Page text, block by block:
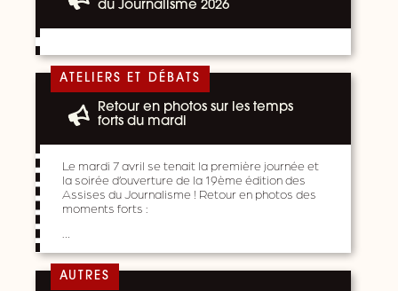
du Journalisme 2026
ATELIERS ET DÉBATS
Retour en photos sur les temps
forts du mardi
Le mardi 7 avril se tenait la première journée et
la soirée d’ouverture de la 19ème édition des
Assises du Journalisme ! Retour en photos des
moments forts :
AUTRES